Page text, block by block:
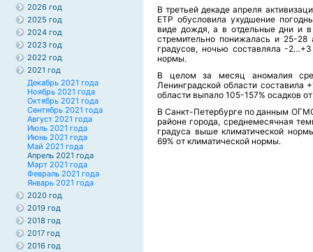
2026 год
2025 год
2024 год
2023 год
2022 год
2021 год
Декабрь 2021 года
Ноябрь 2021 года
Октябрь 2021 года
Сентябрь 2021 года
Август 2021 года
Июль 2021 года
Июнь 2021 года
Май 2021 года
Апрель 2021 года
Март 2021 года
Февраль 2021 года
Январь 2021 года
2020 год
2019 год
2018 год
2017 год
2016 год
В третьей декаде апреля
ЕТР обусловила ухудшение
виде дождя, а в отдельные дни и в
стремительно понижалась и 25-
градусов, ночью составляла -
нормы.
В целом за месяц аномалия
Ленинградской области составила
области выпало 105-157% осадков
В Санкт-Петербурге по данным
районе города, среднемесячная
градуса выше климатической
69% от климатической нормы.